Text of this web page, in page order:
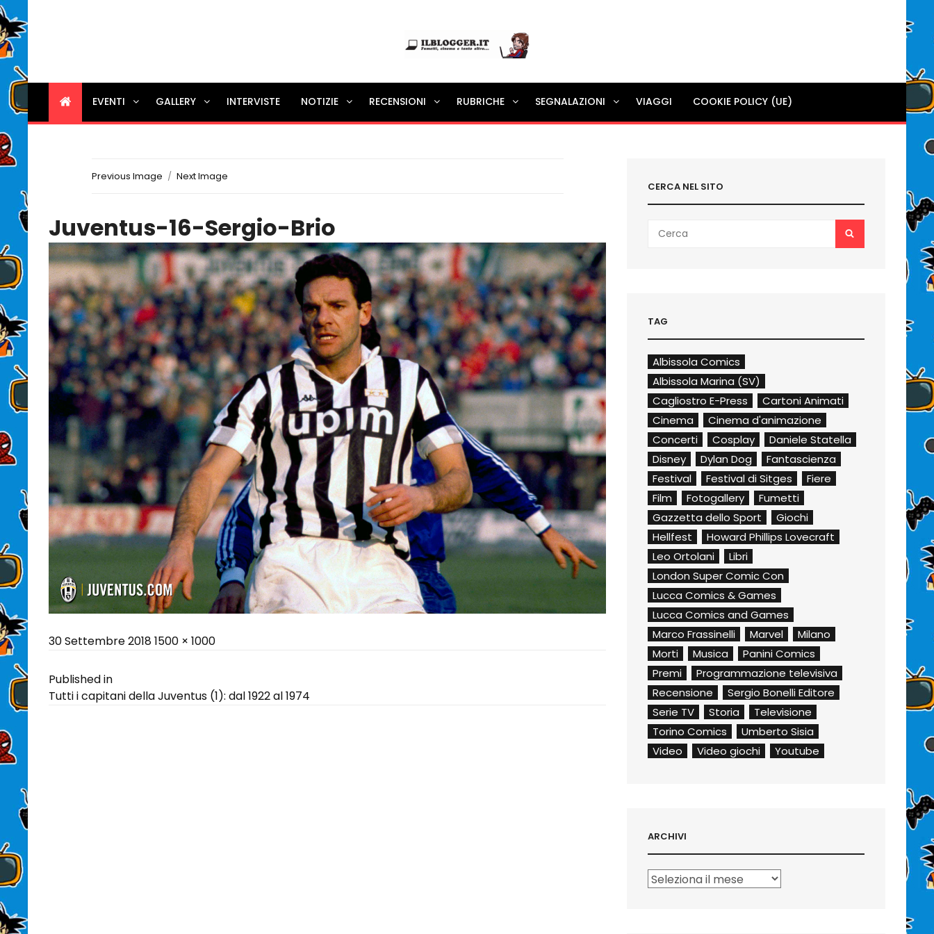
Ilblogger.it
Il portalino di blog |
EVENTI GALLERY INTERVISTE NOTIZIE RECENSIONI RUBRICHE SEGNALAZIONI VIAGGI COOKIE POLICY (UE)
Previous Image Next Image
Juventus-16-Sergio-Brio
Posted
30 Settembre 2018Full
1500 × 1000
Navigazione
articoli
Published in
Tutti i capitani della Juventus (1): dal 1922 al 1974
CERCA NEL SITO
for:
TAG
Albissola Comics
Albissola Marina (SV)
Cagliostro E-Press
Cartoni Animati
Cinema
Cinema d'animazione
Concerti
Cosplay
Daniele Statella
Disney
Dylan Dog
Fantascienza
Festival
Festival di Sitges
Fiere
Film
Fotogallery
Fumetti
Gazzetta dello Sport
Giochi
Hellfest
Howard Phillips Lovecraft
Leo Ortolani
Libri
London Super Comic Con
Lucca Comics & Games
Lucca Comics and Games
Marco Frassinelli
Marvel
Milano
Morti
Musica
Panini Comics
Premi
Programmazione televisiva
Recensione
Sergio Bonelli Editore
Serie TV
Storia
Televisione
Torino Comics
Umberto Sisia
Video
Video giochi Youtube
ARCHIVI
Archivi